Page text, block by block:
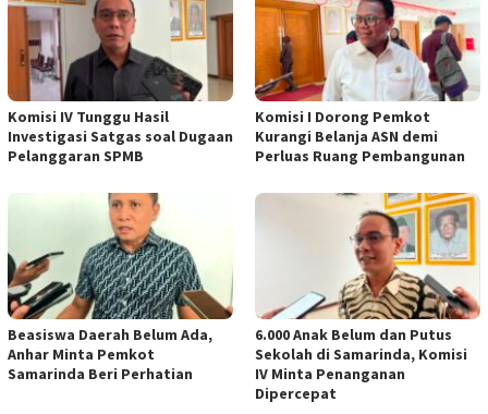
Komisi IV Tunggu Hasil
Investigasi Satgas soal Dugaan
Pelanggaran SPMB
Komisi I Dorong Pemkot
Kurangi Belanja ASN demi
Perluas Ruang Pembangunan
Beasiswa Daerah Belum Ada,
Anhar Minta Pemkot
Samarinda Beri Perhatian
6.000 Anak Belum dan Putus
Sekolah di Samarinda, Komisi
IV Minta Penanganan
Dipercepat